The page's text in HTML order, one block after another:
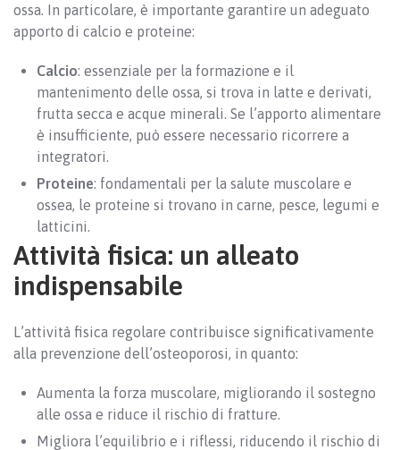
ossa. In particolare, è importante garantire un adeguato
apporto di calcio e proteine:
Calcio: essenziale per la formazione e il
mantenimento delle ossa, si trova in latte e derivati,
frutta secca e acque minerali. Se l’apporto alimentare
è insufficiente, può essere necessario ricorrere a
integratori.
Proteine: fondamentali per la salute muscolare e
ossea, le proteine si trovano in carne, pesce, legumi e
latticini.
Attività fisica: un alleato
indispensabile
L’attività fisica regolare contribuisce significativamente
alla prevenzione dell’osteoporosi, in quanto:
Aumenta la forza muscolare, migliorando il sostegno
alle ossa e riduce il rischio di fratture.
Migliora l’equilibrio e i riflessi, riducendo il rischio di